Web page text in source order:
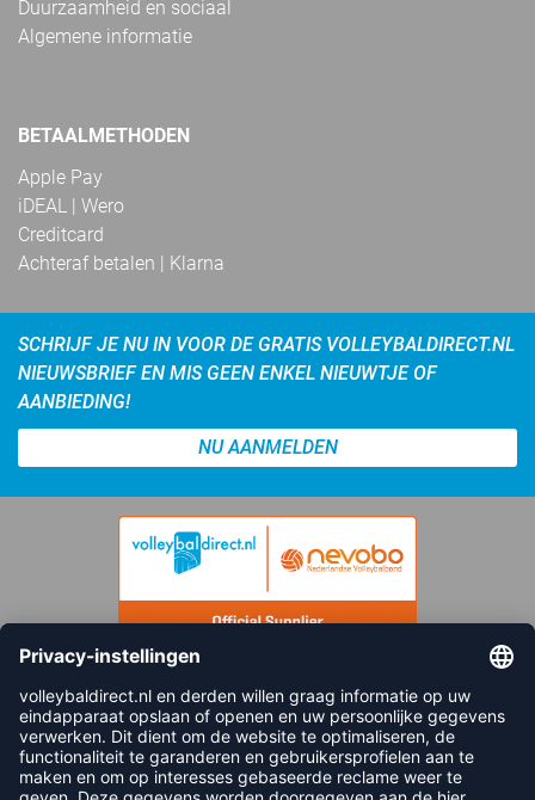
Duurzaamheid en sociaal
Algemene informatie
BETAALMETHODEN
Apple Pay
iDEAL | Wero
Creditcard
Achteraf betalen | Klarna
SCHRIJF JE NU IN VOOR DE GRATIS VOLLEYBALDIRECT.NL
NIEUWSBRIEF EN MIS GEEN ENKEL NIEUWTJE OF
AANBIEDING!
NU AANMELDEN